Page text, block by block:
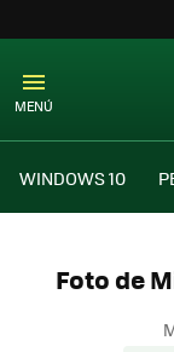
MENÚ
WINDOWS 10
Foto de